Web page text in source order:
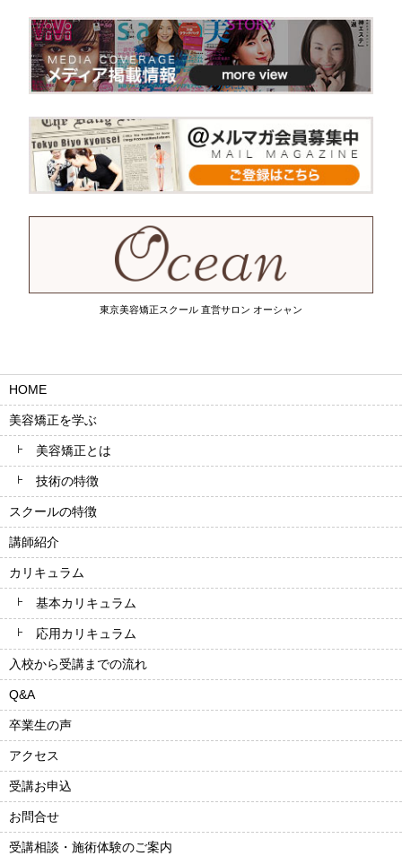
東京美容矯正スクール 直営サロン オーシャン
HOME
美容矯正を学ぶ
美容矯正とは
技術の特徴
スクールの特徴
講師紹介
カリキュラム
基本カリキュラム
応用カリキュラム
入校から受講までの流れ
Q&A
卒業生の声
アクセス
受講お申込
お問合せ
受講相談・施術体験のご案内